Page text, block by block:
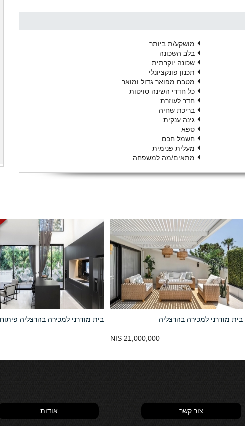
מושקע/ת ביותר
בלב השכונה
שכונה יוקרתית
תכנון פונקציונלי
מטבח מפואר גדול ומואר
כל חדרי השינה סויטות
חדר לעוזרת
בריכת שחיה
גינה ענקית
ספא
חשמל חכם
מעלית פנימית
מתאים/מה למשפחה
בית מודרני למכירה בהרצליה פיתוח בית מודרני למכירה בהרצליה
21,000,000 NIS
צור קשר אודות